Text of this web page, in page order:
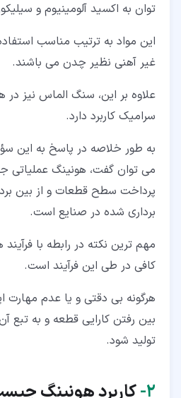
توان به اکسید آلومینیوم و
این مواد به ترتیب مناسب
غیر آهنی نظیر چدن می باشند.
علاوه بر این، سنگ الماس نیز در
سرامیک کاربرد دارد.
به طور خلاصه در پاسخ به این
می توان گفت، هونینگ عملیاتی
پرداخت سطح قطعات و از بین
برداری شده در صنایع است.
مهم ترین نکته در رابطه با
کافی در طی این فرآیند است.
هرگونه بی دقتی و یا عدم مهارت
بین رفتن کارایی قطعه و به تبع
تولید شود.
۲‏- کاربرد هونینگ